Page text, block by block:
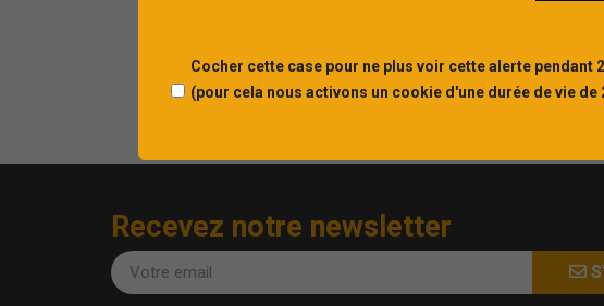
Recevez notre newsletter
Cocher cette case pour ne plus voir cette alerte pendant
(pour cela nous activons un cookie d'une durée de vie